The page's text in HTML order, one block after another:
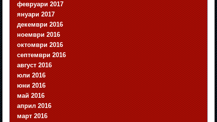
февруари 2017
януари 2017
декември 2016
ноември 2016
октомври 2016
септември 2016
август 2016
юли 2016
юни 2016
май 2016
април 2016
март 2016